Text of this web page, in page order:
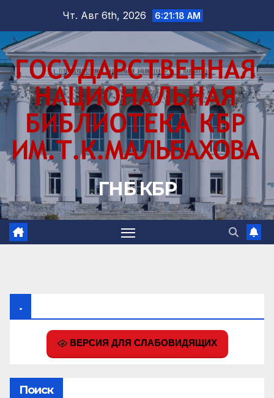
содержимому
Чт. Авг 6th, 2026 6:21:19 AM
ГНБ КБР
.
ВЕРСИЯ ДЛЯ СЛАБОВИДЯЩИХ
Поиск